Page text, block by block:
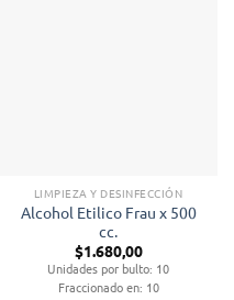
LIMPIEZA Y DESINFECCIÓN
Alcohol Etilico Frau x 500
cc.
$1.680,00
Unidades por bulto: 10
Fraccionado en: 10